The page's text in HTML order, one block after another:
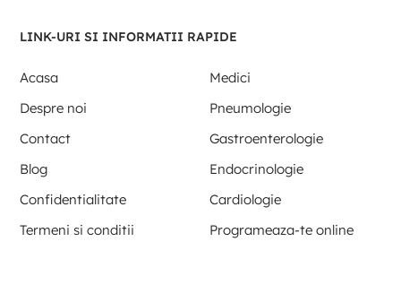
LINK-URI SI INFORMATII RAPIDE
Acasa
Medici
Despre noi
Pneumologie
Contact
Gastroenterologie
Blog
Endocrinologie
Confidentialitate
Cardiologie
Termeni si conditii
Programeaza-te online